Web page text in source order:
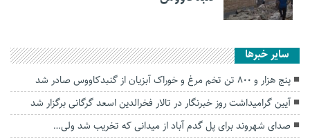
سایر خبرها
پنج هزار و ۸۰۰ تن تخم مرغ و خوراک آبزیان از گنبدکاووس صادر شد
آیین گرامیداشت روز خبرنگار در تالار فخرالدین اسعد گرگانی برگزار شد
صدای شهروند برای پل گدم آباد از میدانی که تخریب شد ولی…